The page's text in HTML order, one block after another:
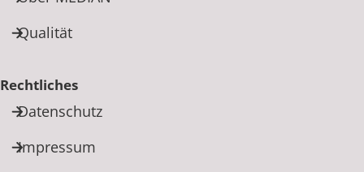
Qualität
Rechtliches
Datenschutz
Impressum